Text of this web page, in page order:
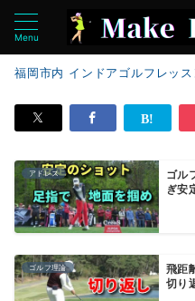
Menu
アドレス
ゴル
ぎ安
ゴルフ理論
飛距
切り